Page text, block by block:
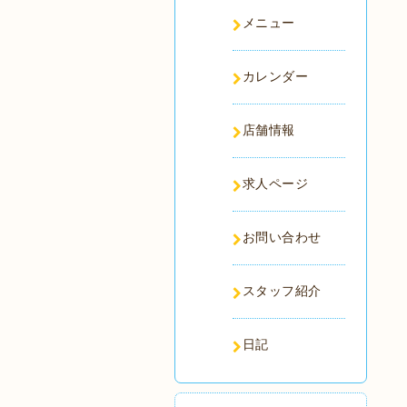
メニュー
カレンダー
店舗情報
求人ページ
お問い合わせ
スタッフ紹介
日記